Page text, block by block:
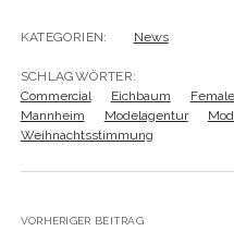
KATEGORIEN: News
SCHLAGWÖRTER:
Commercial
Eichbaum
Mannheim
Modelagentur
Weihnachtsstimmung
VORHERIGER BEITRAG